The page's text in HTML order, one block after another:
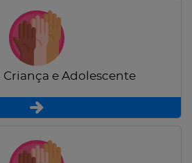
Criança e Adolescente